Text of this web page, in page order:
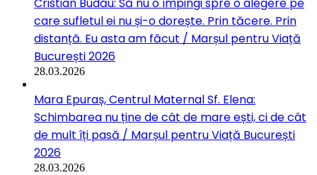
Cristian Budău: Să nu o împingi spre o alegere pe
care sufletul ei nu și-o dorește. Prin tăcere. Prin
distanță. Eu asta am făcut / Marșul pentru Viață
București 2026
28.03.2026
Mara Epuraș, Centrul Maternal Sf. Elena:
Schimbarea nu ține de cât de mare ești, ci de cât
de mult îți pasă / Marșul pentru Viață București
2026
28.03.2026